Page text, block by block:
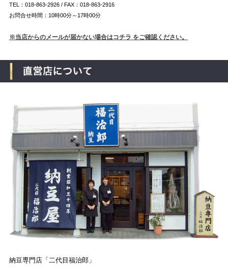
TEL：018-863-2926 / FAX：018-863-2916
お問合せ時間：10時00分～17時00分
※当店からのメールが届かない場合はコチラ をご確認ください。
納豆専門店「二代目福治郎」